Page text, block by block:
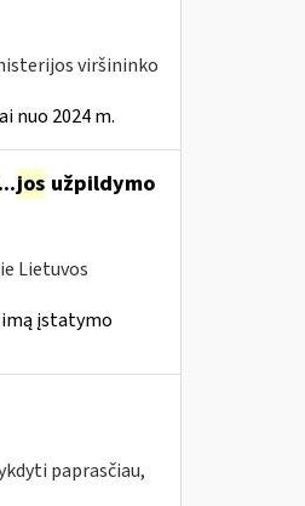
viršininko
nuo 2024 m.
jos užpildymo
Lietuvos
įstatymo
paprasčiau,